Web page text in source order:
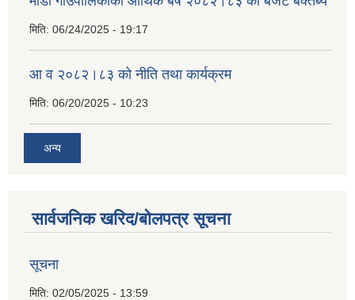
मिति: 06/24/2025 - 19:17
आ व २०८२।८३ को नीति तथा कार्यक्रम
मिति: 06/20/2025 - 10:23
अन्य
सार्वजनिक खरिद/बोलपत्र सूचना
सूचना
मिति: 02/05/2025 - 13:59